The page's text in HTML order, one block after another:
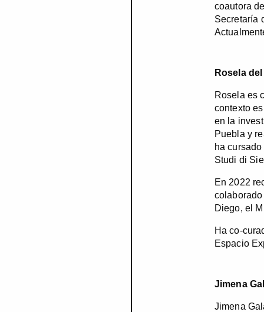
coautora
Secretaría
Rosela
Rosela es
contexto
en la
Puebla y
ha
Studi di
En 2022
Diego, el
Ha co-
Espacio
Jimena
Jimena